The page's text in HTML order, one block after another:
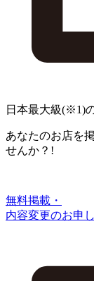
日本最大級(※1)
あなたのお店を
せんか？!
無料掲載・
内容変更のお申